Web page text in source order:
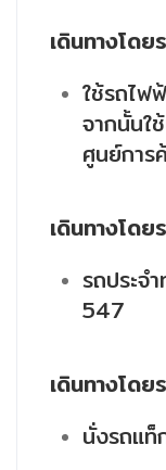
เดินทางโดย
ใช้รถไฟ
จากนั้นใ
ศูนย์การ
เดินทางโดย
รถประจ
547
เดินทางโด
นั่งรถแท็